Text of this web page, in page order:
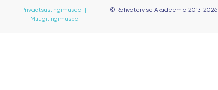
Privaatsustingimused |
Müügitingimused
© Rahvatervise Akadeemia 2013-2026